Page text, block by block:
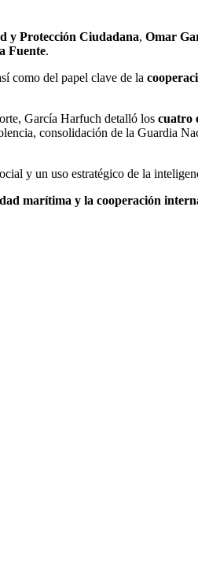
y Protección Ciudadana, Omar
Fuente.
como del papel clave de la
García Harfuch detalló los cuatro
consolidación de la Guardia
y un uso estratégico de la
marítima y la cooperación